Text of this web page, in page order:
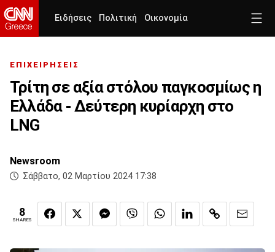
Ειδήσεις Πολιτική Οικονομία
ΕΠΙΧΕΙΡΗΣΕΙΣ
Τρίτη σε αξία στόλου παγκοσμίως η
Ελλάδα - Δεύτερη κυρίαρχη στο
LNG
Newsroom
Σάββατο, 02 Μαρτίου 2024 17:38
8
SHARES